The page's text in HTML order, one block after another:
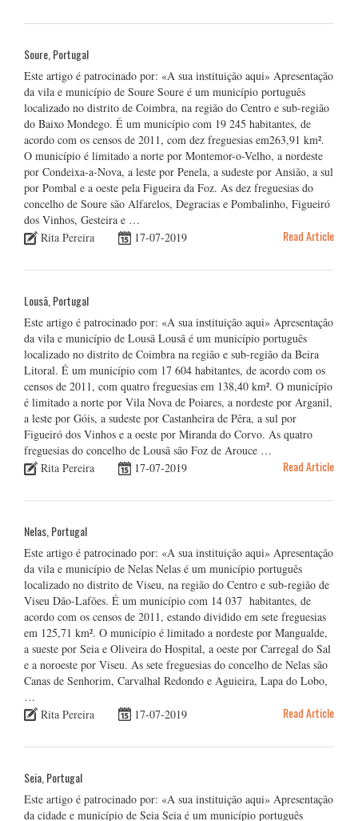
Soure, Portugal
Este artigo é patrocinado por: «A sua instituição aqui» Apresentação
da vila e município de Soure Soure é um município português
localizado no distrito de Coimbra, na região do Centro e sub-região
do Baixo Mondego. É um município com 19 245 habitantes, de
acordo com os censos de 2011, com dez freguesias em263,91 km².
O município é limitado a norte por Montemor-o-Velho, a nordeste
por Condeixa-a-Nova, a leste por Penela, a sudeste por Ansião, a sul
por Pombal e a oeste pela Figueira da Foz. As dez freguesias do
concelho de Soure são Alfarelos, Degracias e Pombalinho, Figueiró
dos Vinhos, Gesteira e …
Rita Pereira
17-07-2019 Read Article
Lousã, Portugal
Este artigo é patrocinado por: «A sua instituição aqui» Apresentação
da vila e município de Lousã Lousã é um município português
localizado no distrito de Coimbra na região e sub-região da Beira
Litoral. É um município com 17 604 habitantes, de acordo com os
censos de 2011, com quatro freguesias em 138,40 km². O município
é limitado a norte por Vila Nova de Poiares, a nordeste por Arganil,
a leste por Góis, a sudeste por Castanheira de Pêra, a sul por
Figueiró dos Vinhos e a oeste por Miranda do Corvo. As quatro
freguesias do concelho de Lousã são Foz de Arouce …
Rita Pereira
17-07-2019 Read Article
Nelas, Portugal
Este artigo é patrocinado por: «A sua instituição aqui» Apresentação
da vila e município de Nelas Nelas é um município português
localizado no distrito de Viseu, na região do Centro e sub-região de
Viseu Dão-Lafões. É um município com 14 037 habitantes, de
acordo com os censos de 2011, estando dividido em sete freguesias
em 125,71 km². O município é limitado a nordeste por Mangualde,
a sueste por Seia e Oliveira do Hospital, a oeste por Carregal do Sal
e a noroeste por Viseu. As sete freguesias do concelho de Nelas são
Canas de Senhorim, Carvalhal Redondo e Aguieira, Lapa do Lobo,
…
Rita Pereira
17-07-2019 Read Article
Seia, Portugal
Este artigo é patrocinado por: «A sua instituição aqui» Apresentação
da cidade e município de Seia Seia é um município português